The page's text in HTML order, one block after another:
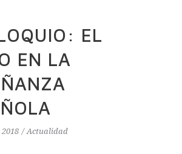
EL
EN LA
Actualidad